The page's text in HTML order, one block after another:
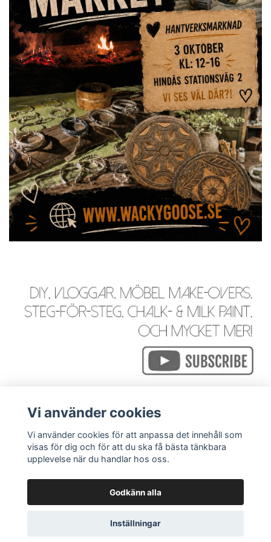
Läs mer
© 2026 WackyGoose - Rustik, Vintage, Industriell & Bohemi
Vi använder cookies
Vi använder cookies för att anpassa det innehåll som
visas för dig och för att du ska få bästa tänkbara
upplevelse när du handlar hos oss.
Godkänn alla
Inställningar